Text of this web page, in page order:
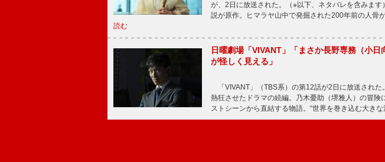
が、2日に放送された。（※以下、ネタバレを含みま
説が原作。ヒマラヤ山中で発掘された200年前の人骨
読む
日曜劇場「VIVANT」「まさか長野専務（小
が怪しく見える」
「VIVANT」（TBS系）の第12話が2日に放送され
熱狂させたドラマの続編。乃木憂助（堺雅人）の冒険
ストシーンから直結する物語。“世界を巻き込む大き